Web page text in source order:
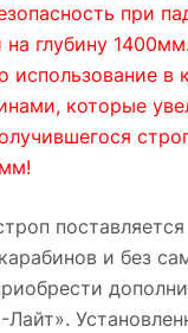
при
глубину
использование в
которые
поставляется
и без